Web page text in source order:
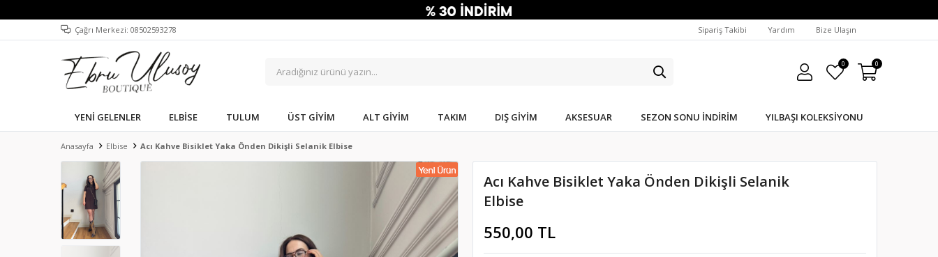
Çağrı Merkezi: 08502593278 Sipariş Takibi Yardım Bize Ulaşın
0 0
YENI GELENLER ELBISE TULUM ÜST GIYIM ALT GIYIM TAKIM DIŞ GIYIM AKSESUAR SEZON SONU İNDIRIM YILBAŞI KOLEKSIYONU
Anasayfa Elbise Acı Kahve Bisiklet Yaka Önden Dikişli Selanik Elbise
Acı Kahve Bisiklet Yaka Önden Dikişli Selanik
Elbise
550,00 TL